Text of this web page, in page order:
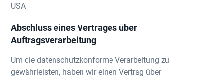
USA
Abschluss eines Vertrages über
Auftragsverarbeitung
Um die datenschutzkonforme Verarbeitung zu
gewährleisten, haben wir einen Vertrag über